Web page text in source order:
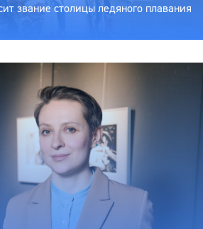
звание столицы ледяного плавания